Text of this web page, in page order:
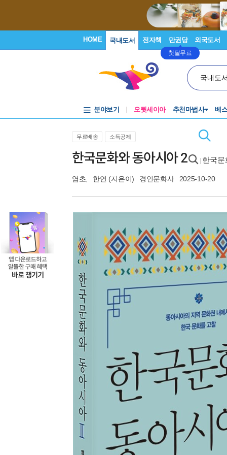
HOME 국내도서 전자책 만권당
첫달무료
외국도서
국내도
분야보기 오뒷세이아 추천마법사 베
무료배송 소득공제
한국문화와 동아시아 2 한국문
염초 한연 (지은이) 경인문화사 2025-10-20